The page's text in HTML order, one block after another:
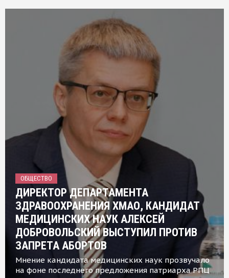
ОБЩЕСТВО
ДИРЕКТОР ДЕПАРТАМЕНТА
ЗДРАВООХРАНЕНИЯ ХМАО, КАНДИДАТ
МЕДИЦИНСКИХ НАУК АЛЕКСЕЙ
ДОБРОВОЛЬСКИЙ ВЫСТУПИЛ ПРОТИВ
ЗАПРЕТА АБОРТОВ
Мнение кандидата медицинских наук прозвучало
на фоне последнего предложения патриарха РПЦ